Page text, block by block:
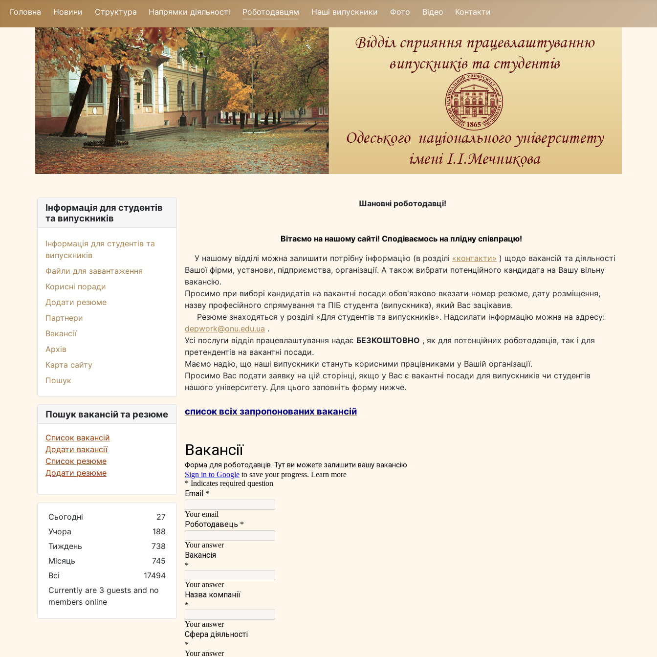
Головна Новини Структура Напрямки діяльності Роботодавцям Наші випускники Фото Відео Контакти
Інформація для студентів
та випускників
Інформація для студентів та
випускників
Файли для завантаження
Корисні поради
Додати резюме
Партнери
Вакансії
Архів
Карта сайту
Пошук
Пошук вакансій та резюме
Список вакансій
Додати вакансії
Список резюме
Додати резюме
Сьогодні
27
Учора
188
Тиждень
738
Місяць
745
Всі
17494
Currently are 3 guests and no
members online
Шановні роботодавці!
Вітаємо на нашому сайті! Сподіваємось на плідну співпрацю!
У нашому відділі можна залишити потрібну інформацію (в розділі «контакти» ) щодо вакансій та діяльності
Вашої фірми, установи, підприємства, організації. А також вибрати потенційного кандидата на Вашу вільну
вакансію.
Просимо при виборі кандидатів на вакантні посади обов'язково вказати номер резюме, дату розміщення,
назву професійного спрямування та ПІБ студента (випускника), який Вас зацікавив.
Резюме знаходяться у розділі «Для студентів та випускників». Надсилати інформацію можна на адресу:
depwork@onu.edu.ua .
Усі послуги відділ працевлаштування надає БЕЗКОШТОВНО , як для потенційних роботодавців, так і для
претендентів на вакантні посади.
Маємо надію, що наші випускники стануть корисними працівниками у Вашій організації.
Просимо Вас подати заявку на цій сторінці, якщо у Вас є вакантні посади для випускників чи студентів
нашого університету. Для цього заповніть форму нижче.
список всіх запропонованих вакансій